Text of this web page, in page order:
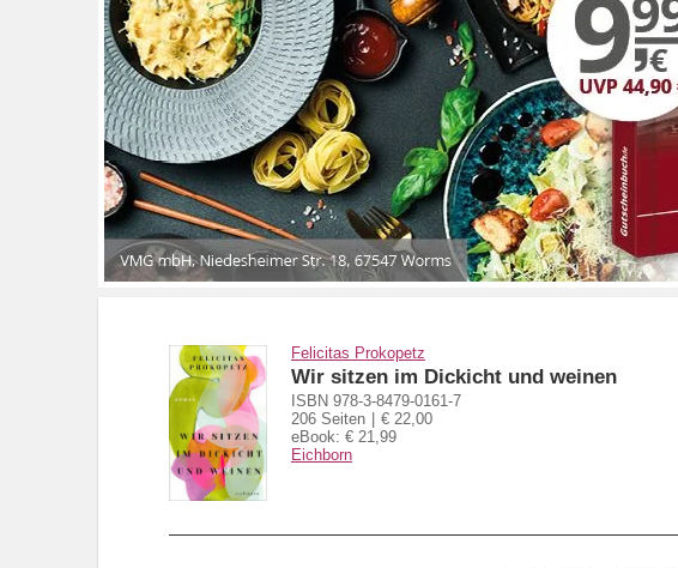
Felicitas Prokopetz
Wir sitzen im Dickicht und weinen
ISBN 978-3-8479-0161-7
206 Seiten
€ 22,00
eBook: € 21,99
Eichborn